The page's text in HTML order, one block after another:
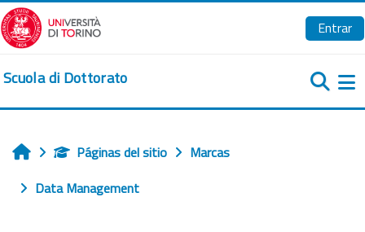
Salta al contenido principal
Entrar
Scuola di Dottorato
InicioPáginas del sitio
Marcas
Data Management